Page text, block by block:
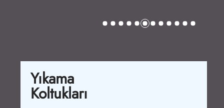
Yıkama
Koltukları